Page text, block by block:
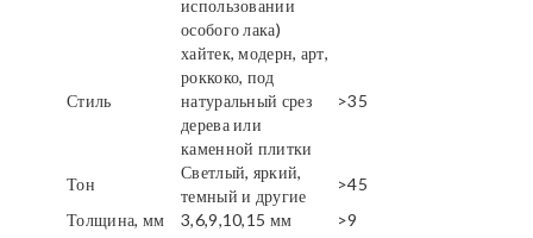
использовании
особого лака)
Стиль
хайтек, модерн, арт,
роккоко, под
натуральный срез
дерева или
каменной плитки
>35
Тон
Светлый, яркий,
темный и другие
>45
Толщина, мм
3,6,9,10,15 мм >9